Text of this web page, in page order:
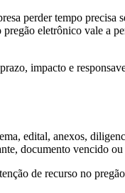
perder tempo
eletrônico vale a
impacto e
edital, anexos,
documento vencido
de recurso no